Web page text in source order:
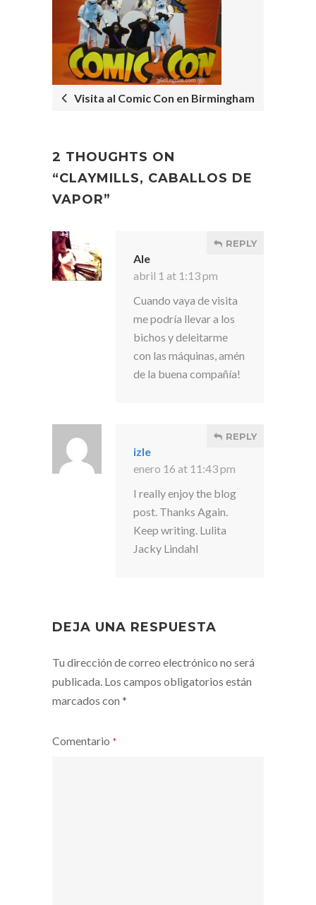
POST
NAVIGATION
Visita al Comic Con en Birmingham
2 THOUGHTS ON
“CLAYMILLS, CABALLOS DE
VAPOR”
Ale
abril 1 at 1:13 pm
REPLY
Cuando vaya de visita
me podría llevar a los
bichos y deleitarme
con las máquinas, amén
de la buena compañía!
izle
enero 16 at 11:43 pm
REPLY
I really enjoy the blog
post. Thanks Again.
Keep writing. Lulita
Jacky Lindahl
DEJA UNA RESPUESTA
Tu dirección de correo electrónico no será
publicada. Los campos obligatorios están
marcados con *
Comentario *